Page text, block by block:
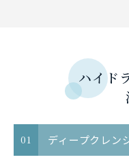
ハイド
01 ディープクレン